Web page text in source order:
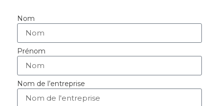
Nom
Prénom
Nom de l’entreprise